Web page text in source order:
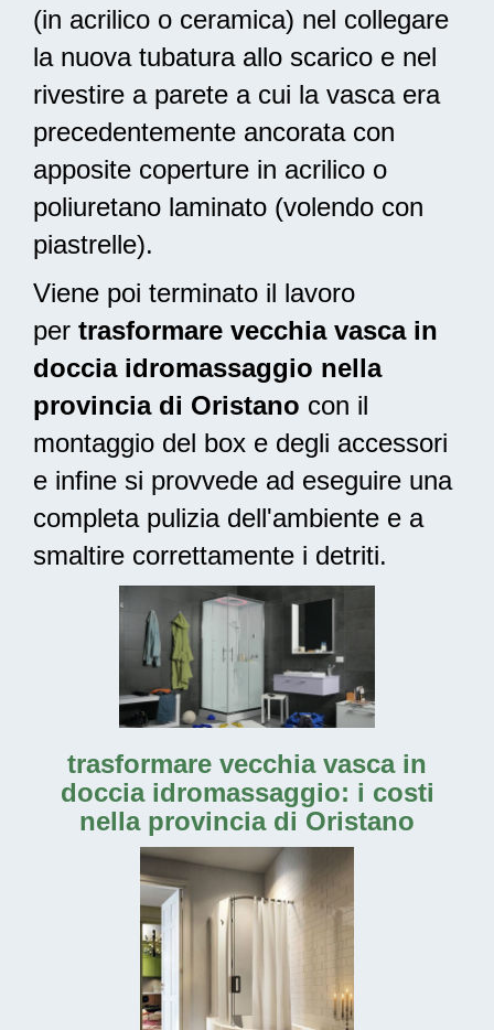
(in acrilico o ceramica) nel collegare
la nuova tubatura allo scarico e nel
rivestire a parete a cui la vasca era
precedentemente ancorata con
apposite coperture in acrilico o
poliuretano laminato (volendo con
piastrelle).
Viene poi terminato il lavoro
per trasformare vecchia vasca in
doccia idromassaggio nella
provincia di Oristano con il
montaggio del box e degli accessori
e infine si provvede ad eseguire una
completa puliziadell'ambiente e a
smaltire correttamente i detriti.
trasformare vecchia vasca in
doccia idromassaggio: i costi
nella provincia di Oristano